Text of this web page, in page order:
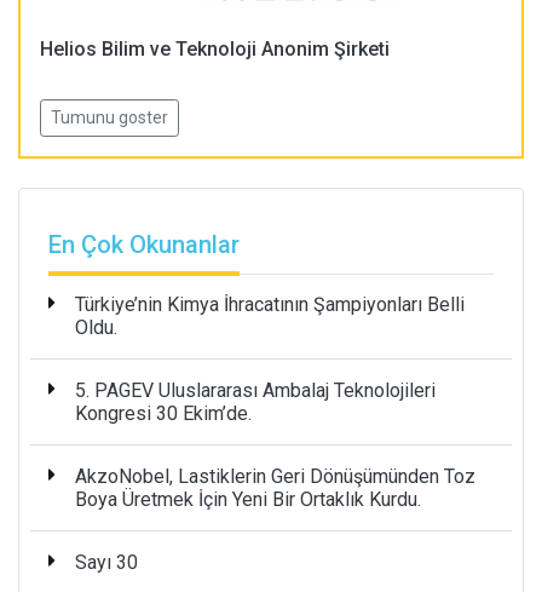
Helios Bilim ve Teknoloji Anonim Şirketi
Tumunu goster
En Çok Okunanlar
Türkiye’nin Kimya İhracatının Şampiyonları Belli
Oldu.
5. PAGEV Uluslararası Ambalaj Teknolojileri
Kongresi 30 Ekim’de.
AkzoNobel, Lastiklerin Geri Dönüşümünden Toz
Boya Üretmek İçin Yeni Bir Ortaklık Kurdu.
Sayı 30